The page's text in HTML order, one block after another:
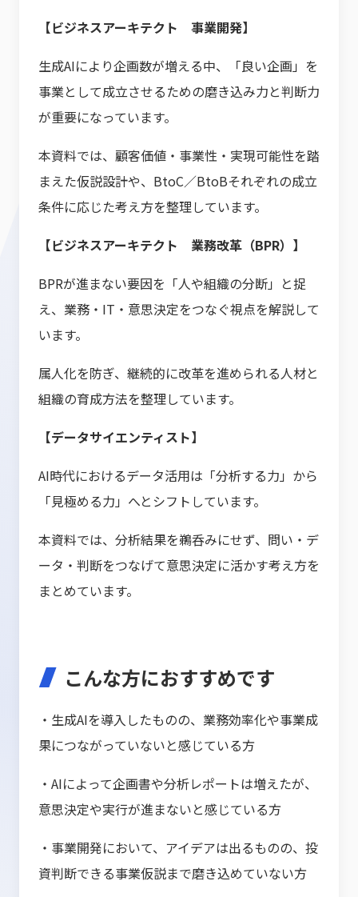
【ビジネスアーキテクト 事業開発】
生成AIにより企画数が増える中、「良い企画」を
事業として成立させるための磨き込み力と判断力
が重要になっています。
本資料では、顧客価値・事業性・実現可能性を踏
まえた仮説設計や、BtoC／BtoBそれぞれの成立
条件に応じた考え方を整理しています。
【ビジネスアーキテクト 業務改革（BPR）】
BPRが進まない要因を「人や組織の分断」と捉
え、業務・IT・意思決定をつなぐ視点を解説して
います。
属人化を防ぎ、継続的に改革を進められる人材と
組織の育成方法を整理しています。
【データサイエンティスト】
AI時代におけるデータ活用は「分析する力」から
「見極める力」へとシフトしています。
本資料では、分析結果を鵜呑みにせず、問い・デ
ータ・判断をつなげて意思決定に活かす考え方を
まとめています。
こんな方におすすめです
・生成AIを導入したものの、業務効率化や事業成
果につながっていないと感じている方
・AIによって企画書や分析レポートは増えたが、
意思決定や実行が進まないと感じている方
・事業開発において、アイデアは出るものの、投
資判断できる事業仮説まで磨き込めていない方